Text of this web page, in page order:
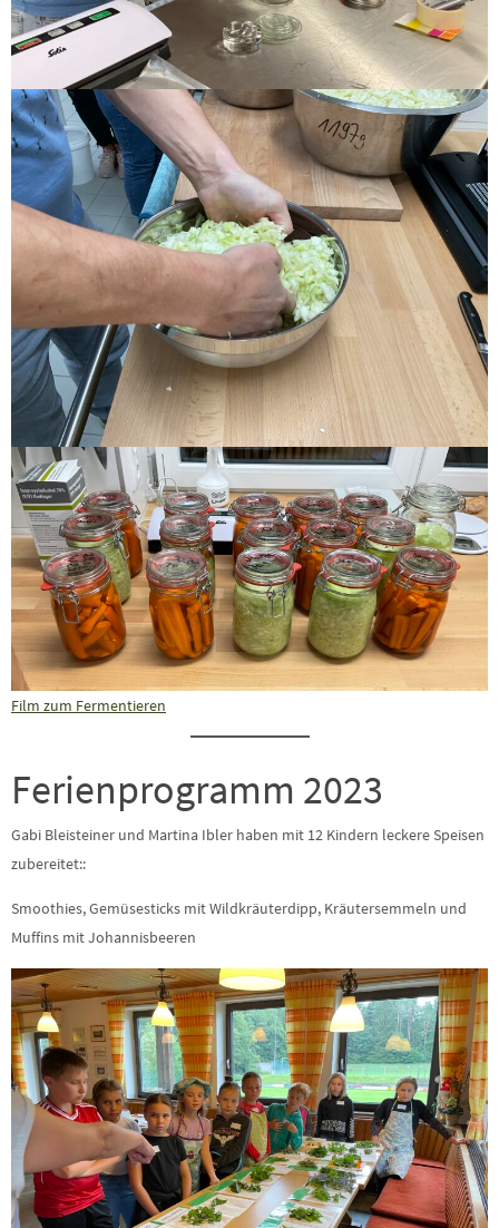
Film zum Fermentieren
Ferienprogramm 2023
Gabi Bleisteiner und Martina Ibler haben mit 12 Kindern leckere Speisen
zubereitet::
Smoothies, Gemüsesticks mit Wildkräuterdipp, Kräutersemmeln und
Muffins mit Johannisbeeren